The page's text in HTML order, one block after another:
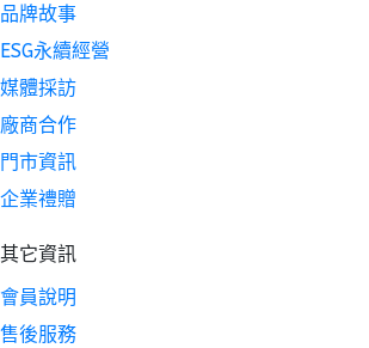
品牌故事
ESG永續經營
媒體採訪
廠商合作
門市資訊
企業禮贈
其它資訊
會員說明
售後服務